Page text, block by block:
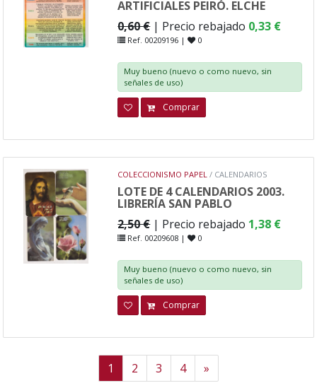
ARTIFICIALES PEIRÓ. ELCHE
0,60 € | Precio rebajado 0,33 €
Ref. 00209196 | 0
Muy bueno (nuevo o como nuevo, sin
señales de uso)
Comprar
COLECCIONISMO PAPEL / CALENDARIOS
LOTE DE 4 CALENDARIOS 2003.
LIBRERÍA SAN PABLO
2,50 € | Precio rebajado 1,38 €
Ref. 00209608 | 0
Muy bueno (nuevo o como nuevo, sin
señales de uso)
Comprar
1 2 3 4 »